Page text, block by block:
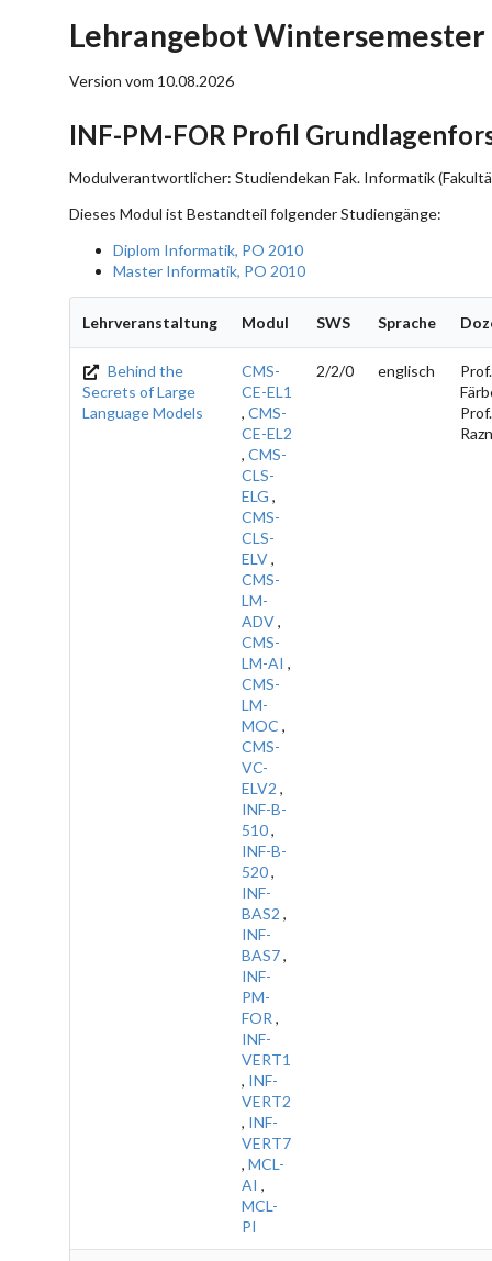
Lehrangebot Wintersemester
Version vom 10.08.2026
INF-PM-FOR Profil
Modulverantwortlicher: Studiendekan Fak. Informatik
Dieses Modul ist Bestandteil folgender Studiengänge:
Diplom Informatik, PO 2010
Master Informatik, PO 2010
Lehrveranstaltung Modul SWS Sprache
Behind the
Secrets of Large
Language Models
CMS-
CE-EL1
, CMS-
CE-EL2
, CMS-
CLS-
ELG ,
CMS-
CLS-
ELV,
CMS-
LM-
ADV,
CMS-
LM-AI ,
CMS-
LM-
MOC ,
CMS-
VC-
ELV2 ,
INF-B-
510,
INF-B-
520,
INF-
BAS2 ,
INF-
BAS7,
INF-
PM-
FOR ,
INF-
VERT1
, INF-
VERT2
, INF-
VERT7
, MCL-
AI ,
MCL-
PI
2/2/0 englisch